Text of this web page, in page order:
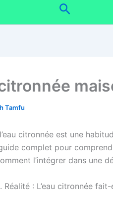
Tamfu
citronnée est une
complet pour
l’intégrer dans une
Réalité : L’eau citronnée